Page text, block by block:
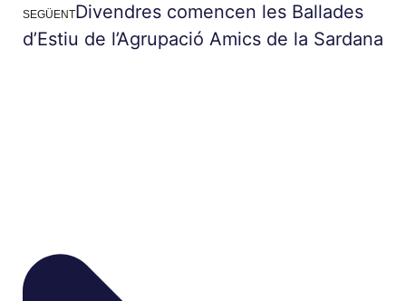
SEGÜENTDivendres comencen les Ballades
d’Estiu de l’Agrupació Amics de la Sardana